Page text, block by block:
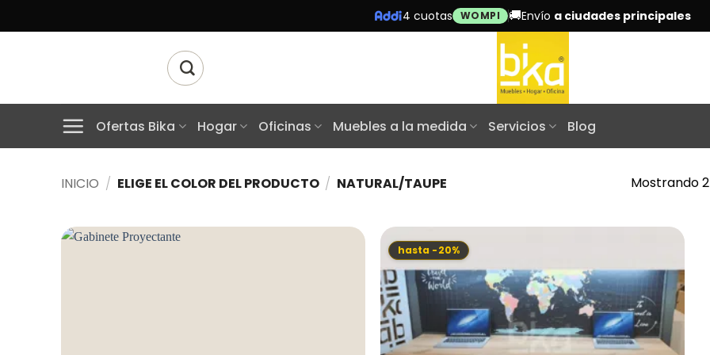
to
4 cuotas WOMPI 🚚Envío a ciudades principales
Buscar
Ofertas Bika Hogar Oficinas Muebles a la medida Servicios Blog
INICIO / ELIGE EL COLOR DEL PRODUCTO / NATURAL/TAUPE Mostrando
hasta -20%